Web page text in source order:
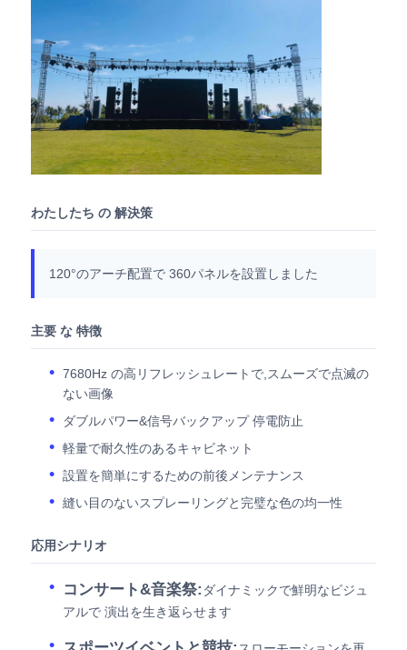
SMD LEDスクリーン
屋外用LEDディスプレイボード
屋外の導かれた看板
わたしたち の 解決策
120°のアーチ配置で 360パネルを設置しました
主要 な 特徴
7680Hz の高リフレッシュレートで,スムーズで点滅の
ない画像
ダブルパワー&信号バックアップ 停電防止
軽量で耐久性のあるキャビネット
設置を簡単にするための前後メンテナンス
縫い目のないスプレーリングと完璧な色の均一性
応用シナリオ
コンサート&音楽祭: ダイナミックで鮮明なビジュ
アルで 演出を生き返らせます